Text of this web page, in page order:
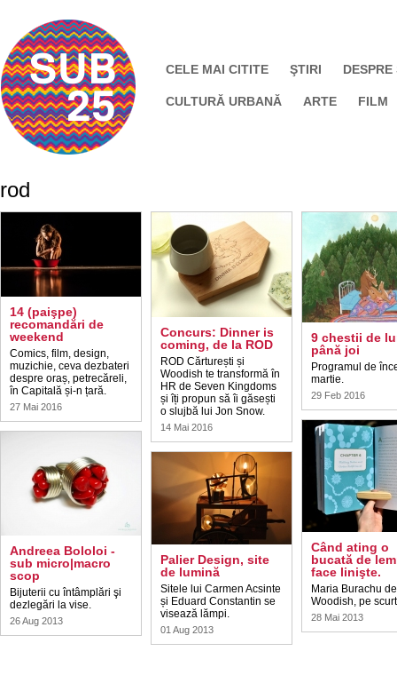
CELE MAI CITITE ŞTIRI DESPRE
CULTURĂ URBANĂ ARTE FILM
rod
14 (paişpe)
recomandări de
weekend
Comics, film, design,
muzichie, ceva dezbateri
despre oraș, petrecăreli,
în Capitală și-n țară.
27 Mai 2016
Andreea Bololoi ­
sub micro|macro
scop
Bijuterii cu întâmplări şi
dezlegări la vise.
26 Aug 2013
Concurs: Dinner is
coming, de la ROD
ROD Cărturești și
Woodish te transformă în
HR de Seven Kingdoms
și îți propun să îi găsești
o slujbă lui Jon Snow.
14 Mai 2016
Palier Design, site
de lumină
Sitele lui Carmen Acsinte
și Eduard Constantin se
visează lămpi.
01 Aug 2013
9 chestii de
până joi
Programul de
martie.
29 Feb 2016
Când ating o
bucată de
face linişte.
Maria Burachu
Woodish, pe
28 Mai 2013